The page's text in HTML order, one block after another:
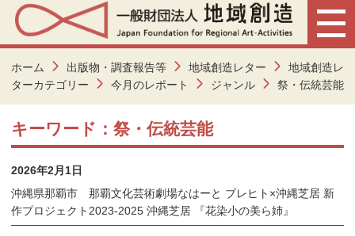
ホーム 出版物・調査報告等 地域創造レター
地域創造レ
ターカテゴリー
今月のレポート ジャンル 祭・伝統芸能
キーワード：祭・伝統芸能
2026年2月1日
沖縄県那覇市 那覇文化芸術劇場なはーと ブレヒト×沖縄芝居 新
作プロジェクト2023-2025 沖縄芝居 『花染小の美ら姉』